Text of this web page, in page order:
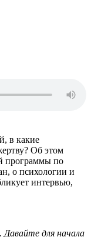
в какие
Об этом
программы по
о психологии и
интервью,
для начала